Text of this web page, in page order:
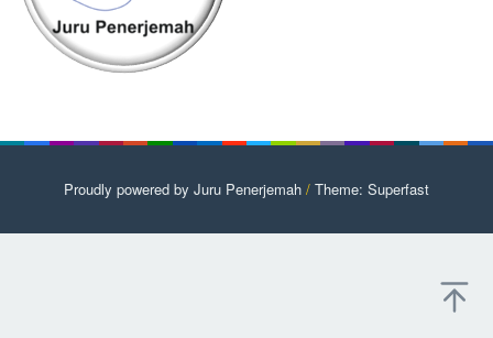
Proudly powered by Juru Penerjemah / Theme: Superfast